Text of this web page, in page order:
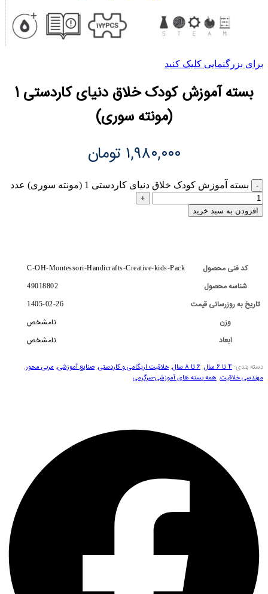
برای بزرگنمایی کلیک کنید
بسته آموزش کودک خلاق دنیای کاردستی 1
(مونته سوری)
۱,۹۸۰,۰۰۰ تومان
بسته آموزش کودک خلاق دنیای کاردستی 1 (مونته سوری) عدد
افزودن به سبد خرید
کد فنی محصول C-OH-Montessori-Handicrafts-Creative-kids-Pack
شناسه محصول 49018802
تاریخ به روزرسانی قیمت 1405-02-26
وزن
نامشخص
ابعاد
نامشخص
دسته بندی: 4 تا 6 سال ,6 تا 8 سال ,خلاقیت اریگامی و کاردستی,صنایع آموزشی,مربی محور,
مهندسی خلاقیت,همه بسته های آموزشی-سرگرمی